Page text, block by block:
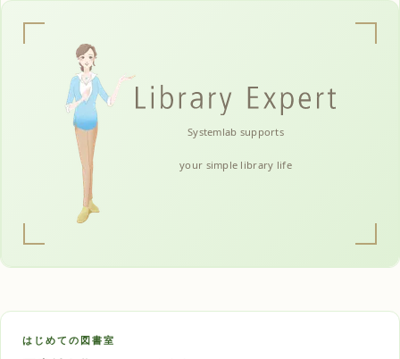
Systemlab supports
your simple library life
はじめての図書室